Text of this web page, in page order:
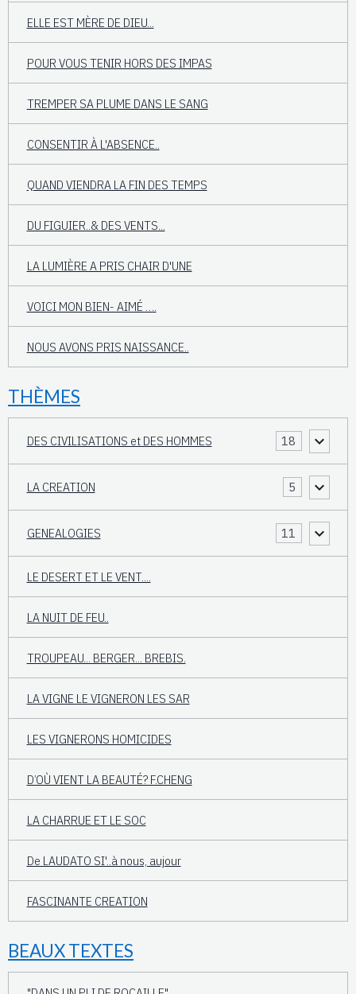
ELLE EST MÈRE DE DIEU...
POUR VOUS TENIR HORS DES IMPAS
TREMPER SA PLUME DANS LE SANG
CONSENTIR À L'ABSENCE..
QUAND VIENDRA LA FIN DES TEMPS
DU FIGUIER..& DES VENTS...
LA LUMIÈRE A PRIS CHAIR D'UNE
VOICI MON BIEN- AIMÉ ….
NOUS AVONS PRIS NAISSANCE..
THÈMES
DES CIVILISATIONS et DES HOMMES 18
LA CREATION 5
GENEALOGIES 11
LE DESERT ET LE VENT....
LA NUIT DE FEU..
TROUPEAU... BERGER... BREBIS.
LA VIGNE LE VIGNERON LES SAR
LES VIGNERONS HOMICIDES
D’OÙ VIENT LA BEAUTÉ? F.CHENG
LA CHARRUE ET LE SOC
De LAUDATO SI'..à nous, aujour
FASCINANTE CREATION
BEAUX TEXTES